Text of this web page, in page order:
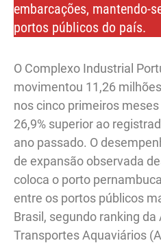
embarcações, mantendo-
portos públicos do país.
O Complexo Industrial
movimentou 11,26
nos cinco primeiros
26,9% superior ao
ano passado. O
de expansão observada
coloca o porto
entre os portos públicos
Brasil, segundo ranking
Transportes Aquaviários